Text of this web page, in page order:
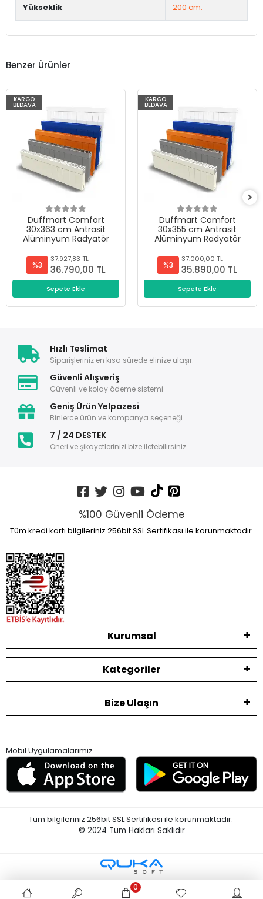
Yükseklik 200 cm.
Benzer Ürünler
KARGO
BEDAVA
Duffmart Comfort
30x363 cm Antrasit
Alüminyum Radyatör
%3
37.927,83 TL
36.790,00 TL
Sepete Ekle
KARGO
BEDAVA
Duffmart Comfort
30x355 cm Antrasit
Alüminyum Radyatör
%3
37.000,00 TL
35.890,00 TL
Sepete Ekle
Hızlı Teslimat
Siparişleriniz en kısa sürede elinize ulaşır.
Güvenli Alışveriş
Güvenli ve kolay ödeme sistemi
Geniş Ürün Yelpazesi
Binlerce ürün ve kampanya seçeneği
7 / 24 DESTEK
Öneri ve şikayetlerinizi bize iletebilirsiniz.
%100 Güvenli Ödeme
Tüm kredi kartı bilgileriniz 256bit SSL Sertifikası ile korunmaktadır.
Kurumsal
Kategoriler
Bize Ulaşın
Mobil Uygulamalarımız
Tüm bilgileriniz 256bit SSL Sertifikası ile korunmaktadır.
© 2024 Tüm Hakları Saklıdır
0